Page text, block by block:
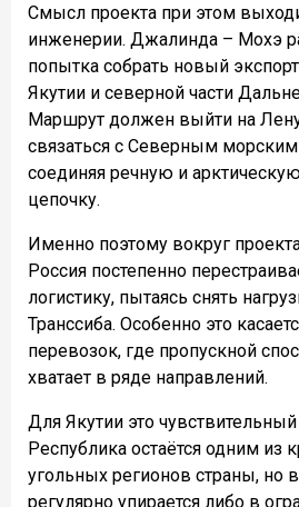
Смысл проекта при этом
инженерии. Джалинда – Мохэ
попытка собрать новый
Якутии и северной части
Маршрут должен выйти на
связаться с Северным
соединяя речную и
цепочку.
Именно поэтому вокруг
Россия постепенно
логистику, пытаясь снять
Транссиба. Особенно это
перевозок, где пропускной
хватает в ряде направлений.
Для Якутии это
Республика остаётся одним из
угольных регионов страны, но
регулярно упирается либо в